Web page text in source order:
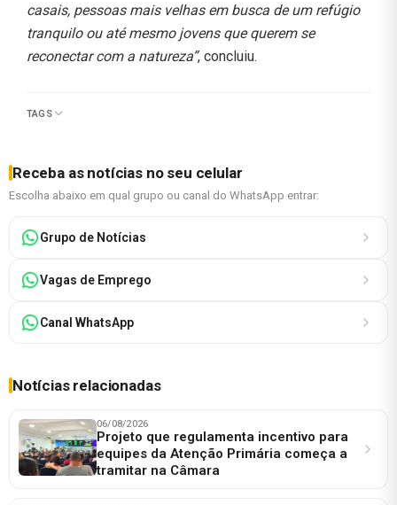
casais, pessoas mais velhas em busca de um refúgio
tranquilo ou até mesmo jovens que querem se
reconectar com a natureza”, concluiu.
TAGS
Receba as notícias no seu celular
Escolha abaixo em qual grupo ou canal do WhatsApp entrar:
Grupo de Notícias
Vagas de Emprego
Canal WhatsApp
Notícias relacionadas
06/08/2026
Projeto que regulamenta incentivo para
equipes da Atenção Primária começa a
tramitar na Câmara